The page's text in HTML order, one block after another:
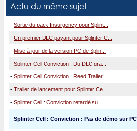
Actu du même sujet
- Sortie du pack Insurgency pour Splint...
- Un premier DLC payant pour Splinter C...
- Mise à jour de la version PC de Splin...
- Splinter Cell Conviction : Du DLC gra...
- Splinter Cell Conviction : Reed Trailer
- Trailer de lancement pour Splinter Ce...
- Splinter Cell : Conviction retardé su...
Splinter Cell : Conviction : Pas de démo sur PC